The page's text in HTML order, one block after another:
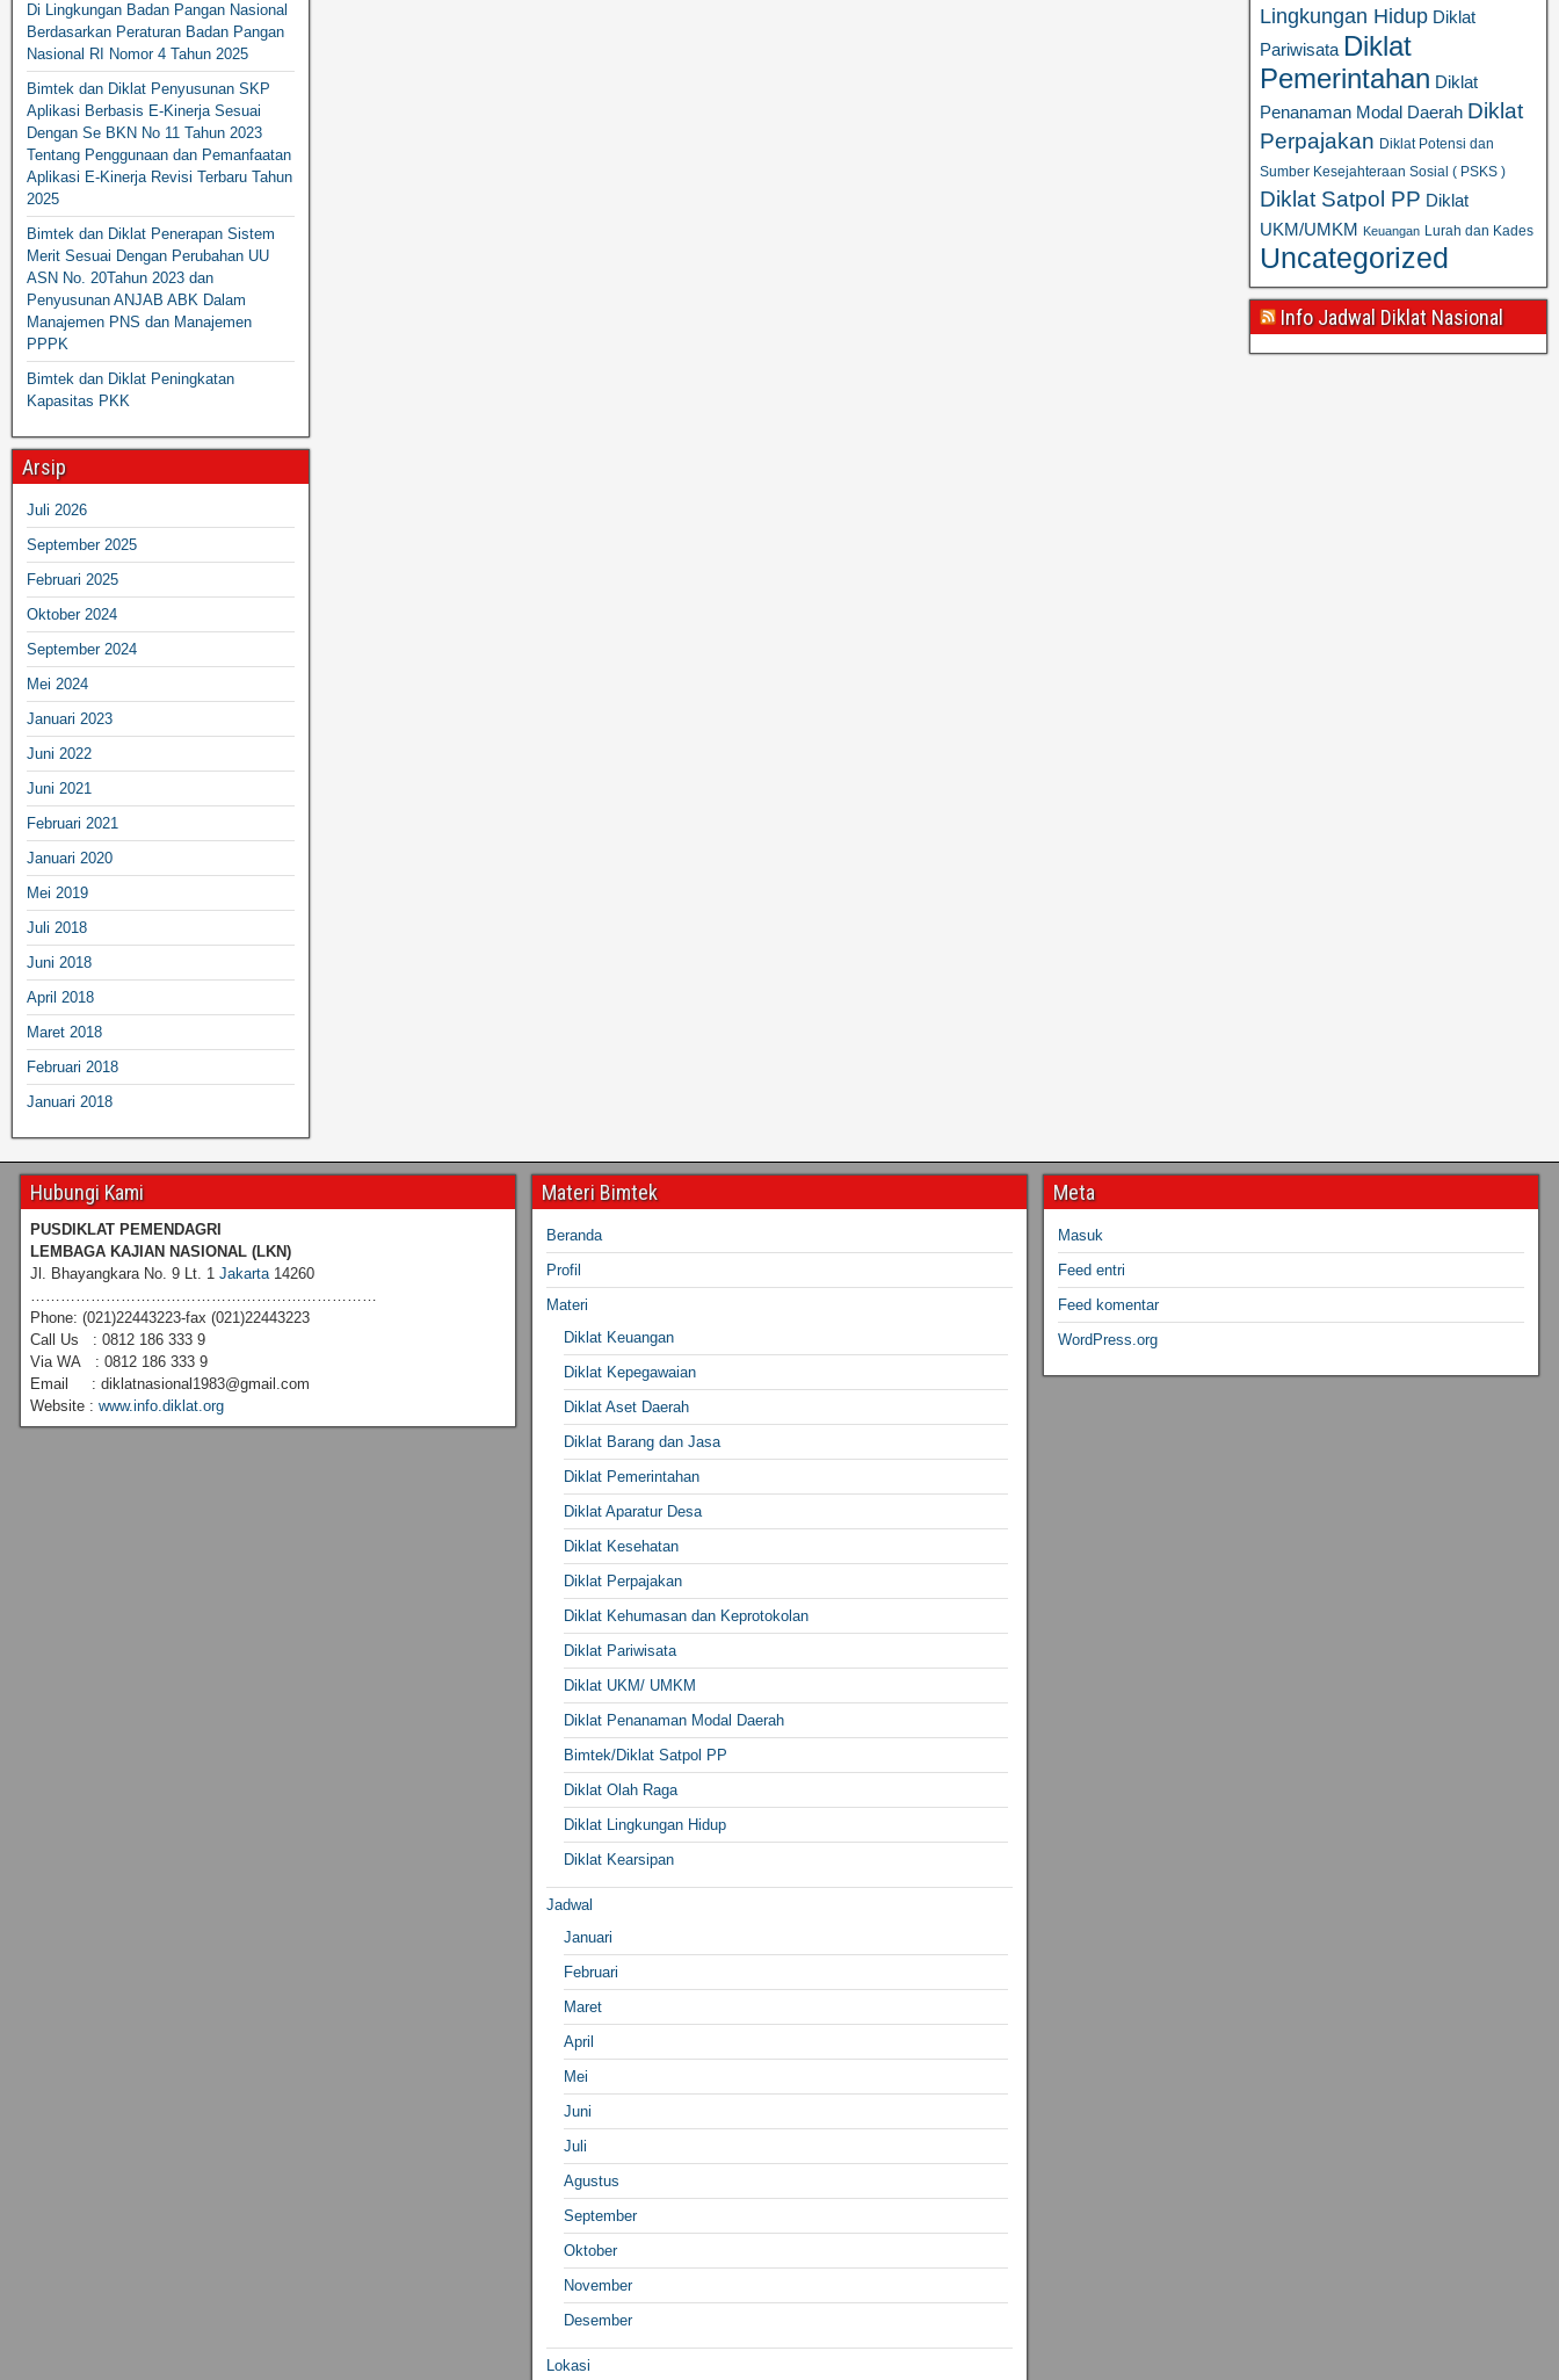
Di Lingkungan Badan Pangan Nasional
Berdasarkan Peraturan Badan Pangan
Nasional RI Nomor 4 Tahun 2025
Bimtek dan Diklat Penyusunan SKP
Aplikasi Berbasis E-Kinerja Sesuai
Dengan Se BKN No 11 Tahun 2023
Tentang Penggunaan dan Pemanfaatan
Aplikasi E-Kinerja Revisi Terbaru Tahun
2025
Bimtek dan Diklat Penerapan Sistem
Merit Sesuai Dengan Perubahan UU
ASN No. 20Tahun 2023 dan
Penyusunan ANJAB ABK Dalam
Manajemen PNS dan Manajemen
PPPK
Bimtek dan Diklat Peningkatan
Kapasitas PKK
Arsip
Juli 2026
September 2025
Februari 2025
Oktober 2024
September 2024
Mei 2024
Januari 2023
Juni 2022
Juni 2021
Februari 2021
Januari 2020
Mei 2019
Juli 2018
Juni 2018
April 2018
Maret 2018
Februari 2018
Januari 2018
Lingkungan Hidup Diklat
Pariwisata Diklat
Pemerintahan Diklat
Penanaman Modal Daerah Diklat
Perpajakan Diklat Potensi dan
Sumber Kesejahteraan Sosial ( PSKS )
Diklat Satpol PP Diklat
UKM/UMKM
Keuangan Lurah dan Kades
Uncategorized
Info Jadwal Diklat Nasional
Hubungi Kami
PUSDIKLAT PEMENDAGRI
LEMBAGA KAJIAN NASIONAL (LKN)
Jl. Bhayangkara No. 9 Lt. 1 Jakarta14260
……………………………………………………………
Phone: (021)22443223-fax (021)22443223
Call Us : 0812 186 333 9
Via WA : 0812 186 333 9
Email : diklatnasional1983@gmail.com
Website : www.info.diklat.org
Materi Bimtek
Beranda
Profil
Materi
Diklat Keuangan
Diklat Kepegawaian
Diklat Aset Daerah
Diklat Barang dan Jasa
Diklat Pemerintahan
Diklat Aparatur Desa
Diklat Kesehatan
Diklat Perpajakan
Diklat Kehumasan dan Keprotokolan
Diklat Pariwisata
Diklat UKM/ UMKM
Diklat Penanaman Modal Daerah
Bimtek/Diklat Satpol PP
Diklat Olah Raga
Diklat Lingkungan Hidup
Diklat Kearsipan
Jadwal
Januari
Februari
Maret
April
Mei
Juni
Juli
Agustus
September
Oktober
November
Desember
Lokasi
Meta
Masuk
Feed entri
Feed komentar
WordPress.org